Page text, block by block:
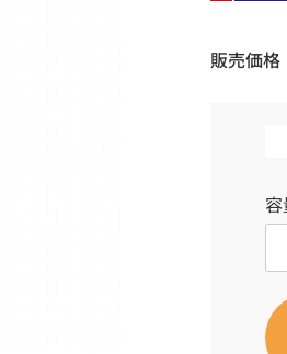
販売価格